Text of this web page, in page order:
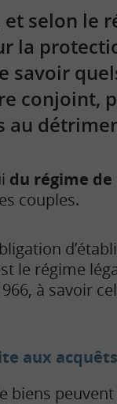
et selon le
la
savoir
conjoint,
au
du régime
couples.
le régime
à savoir
aux acquêts
biens